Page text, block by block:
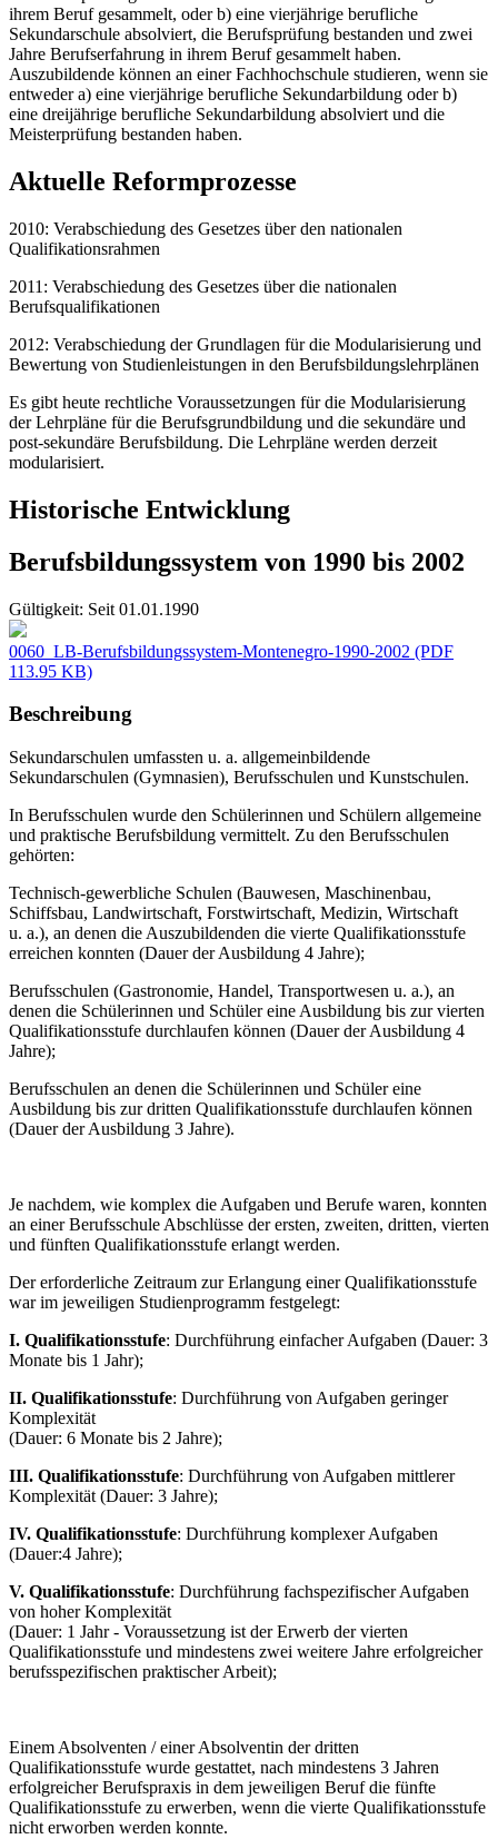
ihrem Beruf gesammelt, oder b) eine vierjährige berufliche
Sekundarschule absolviert, die Berufsprüfung bestanden und zwei
Jahre Berufserfahrung in ihrem Beruf gesammelt haben.
Auszubildende können an einer Fachhochschule studieren, wenn sie
entweder a) eine vierjährige berufliche Sekundarbildung oder b)
eine dreijährige berufliche Sekundarbildung absolviert und die
Meisterprüfung bestanden haben.
Aktuelle Reformprozesse
2010: Verabschiedung des Gesetzes über den nationalen
Qualifikationsrahmen
2011: Verabschiedung des Gesetzes über die nationalen
Berufsqualifikationen
2012: Verabschiedung der Grundlagen für die Modularisierung und
Bewertung von Studienleistungen in den Berufsbildungslehrplänen
Es gibt heute rechtliche Voraussetzungen für die Modularisierung
der Lehrpläne für die Berufsgrundbildung und die sekundäre und
post-sekundäre Berufsbildung. Die Lehrpläne werden derzeit
modularisiert.
Historische Entwicklung
Berufsbildungssystem von 1990 bis 2002
Gültigkeit: Seit 01.01.1990
0060_LB-Berufsbildungssystem-Montenegro-1990-2002 (PDF
113.95 KB)
Beschreibung
Sekundarschulen umfassten u. a. allgemeinbildende
Sekundarschulen (Gymnasien), Berufsschulen und Kunstschulen.
In Berufsschulen wurde den Schülerinnen und Schülern allgemeine
und praktische Berufsbildung vermittelt. Zu den Berufsschulen
gehörten:
Technisch-gewerbliche Schulen (Bauwesen, Maschinenbau,
Schiffsbau, Landwirtschaft, Forstwirtschaft, Medizin, Wirtschaft
u. a.), an denen die Auszubildenden die vierte Qualifikationsstufe
erreichen konnten (Dauer der Ausbildung 4 Jahre);
Berufsschulen (Gastronomie, Handel, Transportwesen u. a.), an
denen die Schülerinnen und Schüler eine Ausbildung bis zur vierten
Qualifikationsstufe durchlaufen können (Dauer der Ausbildung 4
Jahre);
Berufsschulen an denen die Schülerinnen und Schüler eine
Ausbildung bis zur dritten Qualifikationsstufe durchlaufen können
(Dauer der Ausbildung 3 Jahre).
Je nachdem, wie komplex die Aufgaben und Berufe waren, konnten
an einer Berufsschule Abschlüsse der ersten, zweiten, dritten, vierten
und fünften Qualifikationsstufe erlangt werden.
Der erforderliche Zeitraum zur Erlangung einer Qualifikationsstufe
war im jeweiligen Studienprogramm festgelegt:
I. Qualifikationsstufe: Durchführung einfacher Aufgaben (Dauer: 3
Monate bis 1 Jahr);
II. Qualifikationsstufe: Durchführung von Aufgaben geringer
Komplexität
(Dauer: 6 Monate bis 2 Jahre);
III. Qualifikationsstufe: Durchführung von Aufgaben mittlerer
Komplexität (Dauer: 3 Jahre);
IV. Qualifikationsstufe: Durchführung komplexer Aufgaben
(Dauer:4 Jahre);
V. Qualifikationsstufe: Durchführung fachspezifischer Aufgaben
von hoher Komplexität
(Dauer: 1 Jahr - Voraussetzung ist der Erwerb der vierten
Qualifikationsstufe und mindestens zwei weitere Jahre erfolgreicher
berufsspezifischen praktischer Arbeit);
Einem Absolventen / einer Absolventin der dritten
Qualifikationsstufe wurde gestattet, nach mindestens 3 Jahren
erfolgreicher Berufspraxis in dem jeweiligen Beruf die fünfte
Qualifikationsstufe zu erwerben, wenn die vierte Qualifikationsstufe
nicht erworben werden konnte.